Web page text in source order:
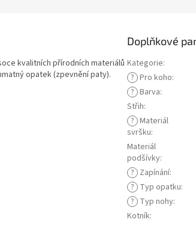
kvalitních přírodních materiálů
opatek (zpevnění paty).
Doplňkové
Kategorie:
? Pro koho:
? Barva:
Střih:
? Materiál
svršku:
Materiál
podšívky:
? Zapínání:
? Typ opatku:
? Typ nohy:
Kotník: